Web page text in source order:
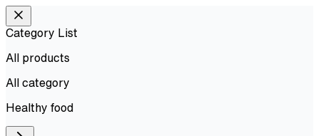
Category List
All products
All category
Healthy food